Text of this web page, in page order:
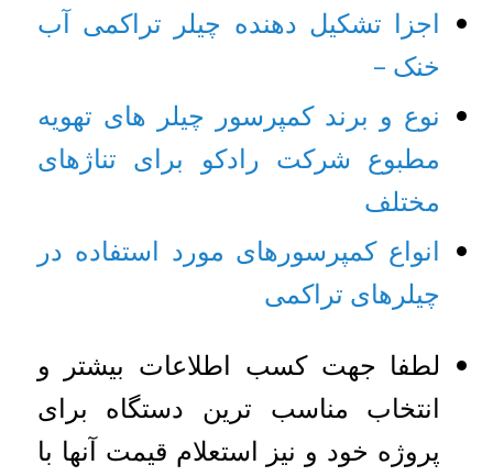
اجزا تشکیل دهنده چیلر تراکمی آب
خنک –
نوع و برند کمپرسور چیلر های تهویه
مطبوع شرکت رادکو برای تناژهای
مختلف
انواع کمپرسورهای مورد استفاده در
چیلرهای تراکمی
لطفا جهت کسب اطلاعات بیشتر و
انتخاب مناسب ترین دستگاه برای
پروژه خود و نیز استعلام قیمت آنها با